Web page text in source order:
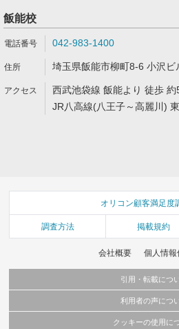
飯能校
042-983-1400
埼玉県飯能市柳町8-6 小沢ビ
西武池袋線 飯能より 徒歩 約
JR八高線(八王子～高麗川)
オリコン顧客満足度
調査方法 掲載規約
会社概要 個人情報
引用・転載につ
当サイトで公開されている情報（文字、写真、イ
利用者の声につ
当サイトに掲載している内容はすべてサービスの
クッキーの使用に